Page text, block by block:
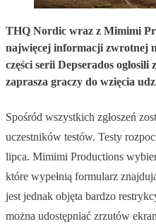
THQ Nordic wraz z Mimimi
najwięcej informacji zwrotnej
części serii Depserados
zaprasza graczy do wzięcia
Spośród wszystkich zgłoszeń
uczestników testów. Testy
lipca. Mimimi Productions
które wypełnią formularz
jest jednak objęta bardzo
można udostępniać zrzutów